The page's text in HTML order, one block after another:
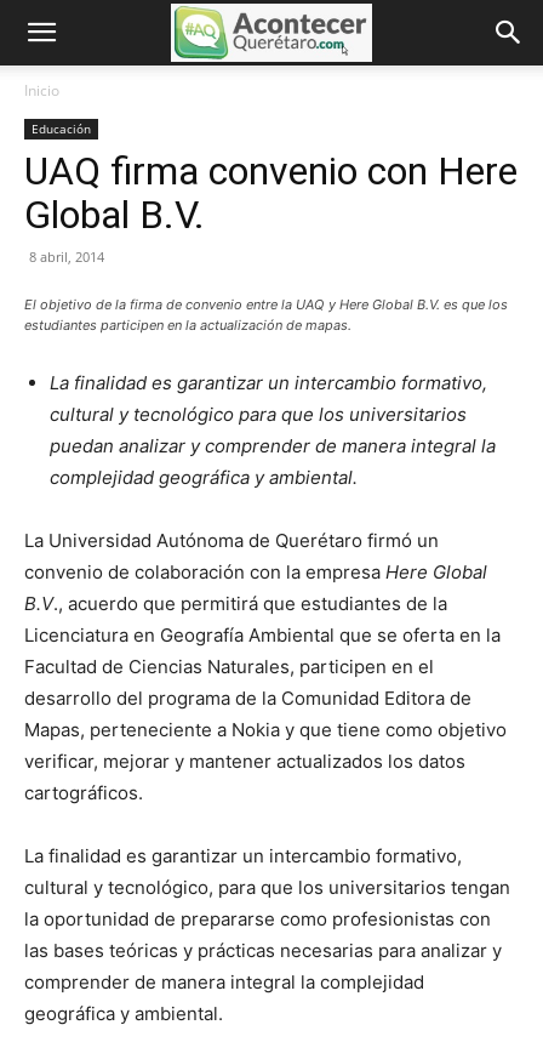
Inicio
Educación
UAQ firma convenio con Here
Global B.V.
8 abril, 2014
El objetivo de la firma de convenio entre la UAQ y Here Global B.V. es que los
estudiantes participen en la actualización de mapas.
La finalidad es garantizar un intercambio formativo,
cultural y tecnológico para que los universitarios
puedan analizar y comprender de manera integral la
complejidad geográfica y ambiental.
La Universidad Autónoma de Querétaro firmó un
convenio de colaboración con la empresa Here Global
B.V., acuerdo que permitirá que estudiantes de la
Licenciatura en Geografía Ambiental que se oferta en la
Facultad de Ciencias Naturales, participen en el
desarrollo del programa de la Comunidad Editora de
Mapas, perteneciente a Nokia y que tiene como objetivo
verificar, mejorar y mantener actualizados los datos
cartográficos.
La finalidad es garantizar un intercambio formativo,
cultural y tecnológico, para que los universitarios tengan
la oportunidad de prepararse como profesionistas con
las bases teóricas y prácticas necesarias para analizar y
comprender de manera integral la complejidad
geográfica y ambiental.